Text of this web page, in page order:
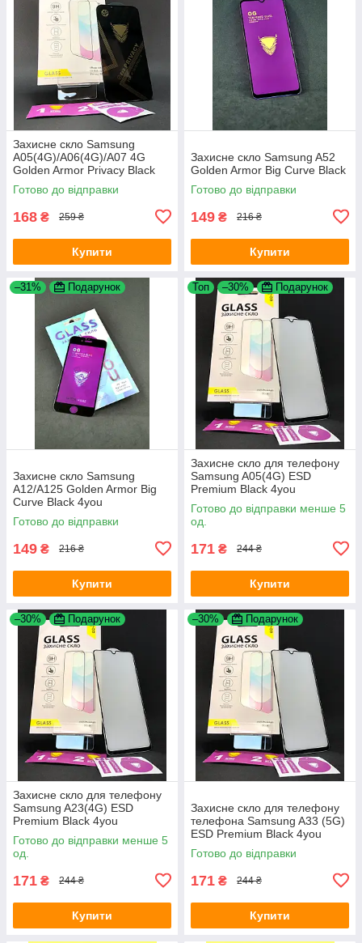
Захисне скло Samsung
A05(4G)/A06(4G)/A07 4G
Golden Armor Privacy Black
4you
Готово до відправки
168 ₴ 259 ₴
Купити
Захисне скло Samsung A52
Golden Armor Big Curve Black
Готово до відправки
149 ₴ 216 ₴
Купити
–31% Подарунок
Захисне скло Samsung
A12/A125 Golden Armor Big
Curve Black 4you
Готово до відправки
149 ₴ 216 ₴
Купити
Топ –30% Подарунок
Захисне скло для телефону
Samsung A05(4G) ESD
Premium Black 4you
Готово до відправки менше 5
од.
171 ₴ 244 ₴
Купити
–30% Подарунок
Захисне скло для телефону
Samsung A23(4G) ESD
Premium Black 4you
Готово до відправки менше 5
од.
171 ₴ 244 ₴
Купити
–30% Подарунок
Захисне скло для телефону
телефона Samsung A33 (5G)
ESD Premium Black 4you
Готово до відправки
171 ₴ 244 ₴
Купити